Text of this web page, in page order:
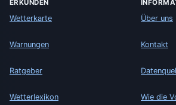
ERKUNDEN
Wetterkarte
Warnungen
Ratgeber
Wetterlexikon
Über uns
Kontakt
Wie die